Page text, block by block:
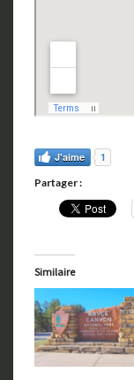
J'aime
1
Partager :
Similaire